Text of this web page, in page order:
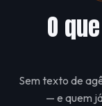
O
Sem texto de
— e quem